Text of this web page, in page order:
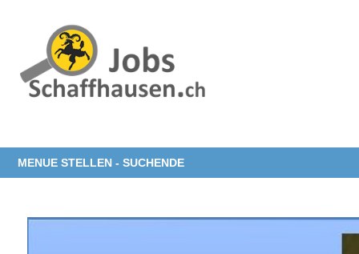
MENUE STELLEN - SUCHENDE